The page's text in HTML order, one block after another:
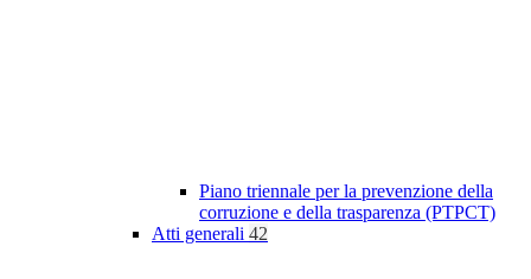
Piano triennale per la prevenzione della
corruzione e della trasparenza (PTPCT)
Atti generali 42